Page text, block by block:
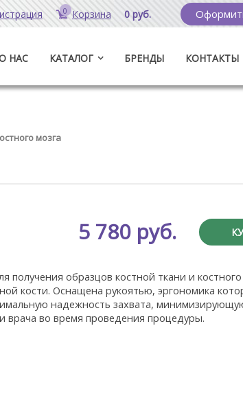
0 Корзина 0 руб.
НАС КАТАЛОГ БРЕНДЫ КОНТАКТЫ
мозга
5 780 руб.
получения образцов костной ткани и костного
кости. Оснащена рукоятью, эргономика
надежность захвата,
врача во время проведения процедуры.